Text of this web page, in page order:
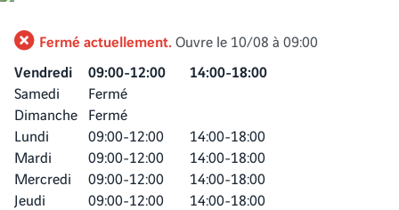
Fermé actuellement. Ouvre le 10/08 à 09:00
Vendredi 09:00-12:00 14:00-18:00
Samedi
Fermé
Dimanche Fermé
Lundi
09:00-12:00
14:00-18:00
Mardi
09:00-12:00
14:00-18:00
Mercredi
09:00-12:00
14:00-18:00
Jeudi
09:00-12:00 14:00-18:00